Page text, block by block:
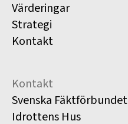
Värderingar
Strategi
Kontakt
Kontakt
Svenska Fäktförbundet
Idrottens Hus